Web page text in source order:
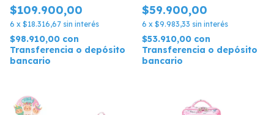
$109.900,00
6 x $18.316,67 sin interés
$98.910,00 con
Transferencia o depósito
bancario
$59.900,00
6 x $9.983,33 sin interés
$53.910,00 con
Transferencia o depósito
bancario